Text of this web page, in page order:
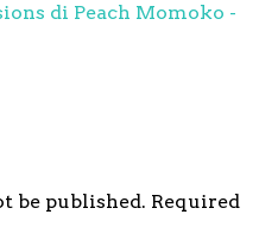
di Peach Momoko -
be published. Required